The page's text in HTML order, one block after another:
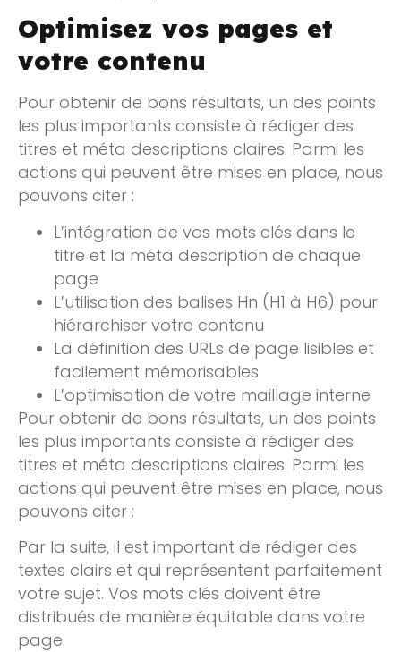
Optimisez vos pages et
votre contenu
Pour obtenir de bons résultats, un des points
les plus importants consiste à rédiger des
titres et méta descriptions claires. Parmi les
actions qui peuvent être mises en place, nous
pouvons citer :
L’intégration de vos mots clés dans le
titre et la méta description de chaque
page
L’utilisation des balises Hn (H1 à H6) pour
hiérarchiser votre contenu
La définition des URLs de page lisibles et
facilement mémorisables
L’optimisation de votre maillage interne
Pour obtenir de bons résultats, un des points
les plus importants consiste à rédiger des
titres et méta descriptions claires. Parmi les
actions qui peuvent être mises en place, nous
pouvons citer :
Par la suite, il est important de rédiger des
textes clairs et qui représentent parfaitement
votre sujet. Vos mots clés doivent être
distribués de manière équitable dans votre
page.